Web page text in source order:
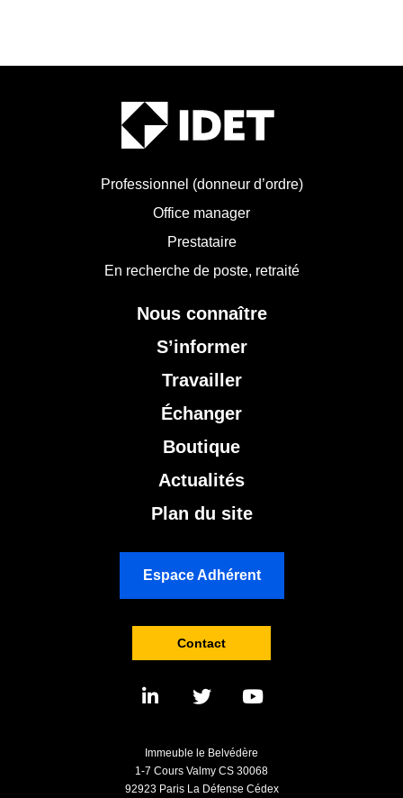
Professionnel (donneur d’ordre)
Office manager
Prestataire
En recherche de poste, retraité
Nous connaître
S’informer
Travailler
Échanger
Boutique
Actualités
Plan du site
Espace Adhérent
Contact
Immeuble le Belvédère
1-7 Cours Valmy CS 30068
92923 Paris La Défense Cédex